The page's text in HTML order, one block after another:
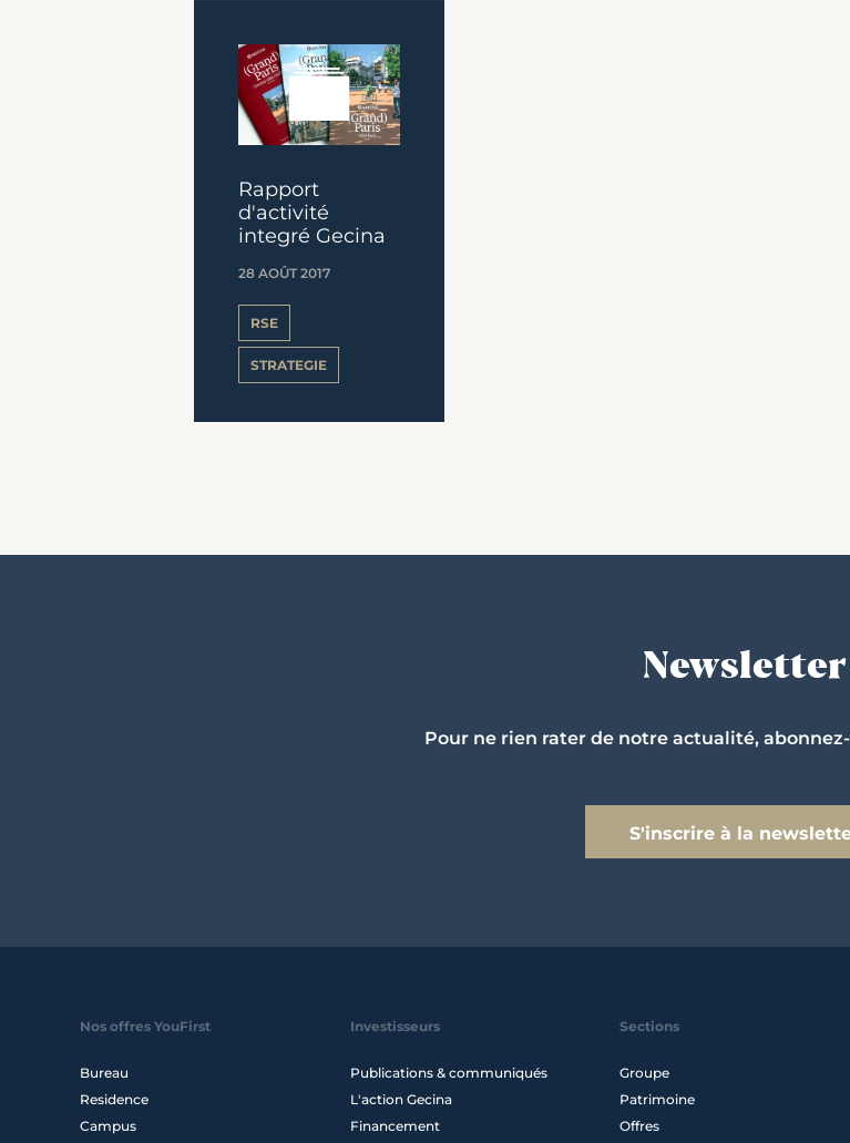
Rapport
d'activité
integré Gecina
28 AOÛT 2017
RSE
STRATEGIE
Newsletter
Pour ne rien rater de notre actualité,
S'inscrire à la
Nos offres YouFirst
Bureau
Residence
Campus
Investisseurs
Publications & communiqués
L'action Gecina
Financement
Sections
Groupe
Patrimoine
Offres